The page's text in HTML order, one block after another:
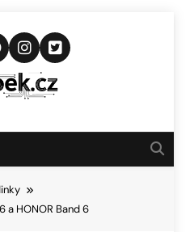
Novinkám
a HONOR Band 6